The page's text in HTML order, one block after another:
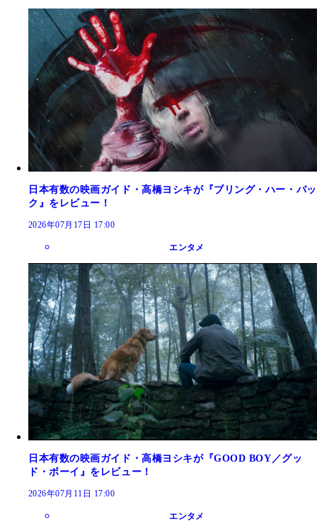
日本有数の映画ガイド・高橋ヨシキが『ブリング・ハー・バッ
ク』をレビュー！
2026年07月17日 17:00
エンタメ
日本有数の映画ガイド・高橋ヨシキが『GOOD BOY／グッ
ド・ボーイ』をレビュー！
2026年07月11日 17:00
エンタメ